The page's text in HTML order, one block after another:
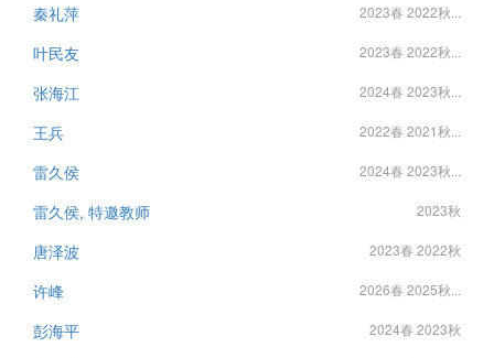
秦礼萍 2023春 2022秋...
叶民友 2023春 2022秋...
张海江 2024春 2023秋...
王兵 2022春 2021秋...
雷久侯 2024春 2023秋...
雷久侯, 特邀教师 2023秋
唐泽波 2023春 2022秋
许峰 2026春 2025秋...
彭海平 2024春 2023秋